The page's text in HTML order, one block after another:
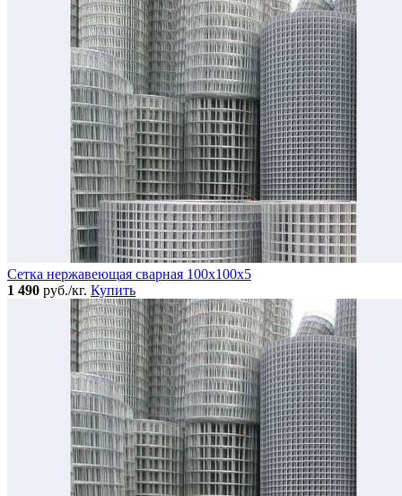
Сетка нержавеющая сварная 100х100х5
1 490 руб./кг. Купить